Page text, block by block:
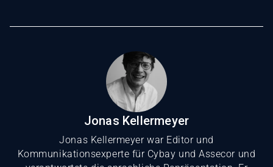
Jonas Kellermeyer
Jonas Kellermeyer war Editor und
Kommunikationsexperte für Cybay und Assecor und